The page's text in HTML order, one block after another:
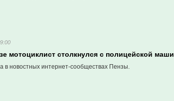
мотоциклист столкнулся с полицейской
новостных интернет-сообществах Пензы.